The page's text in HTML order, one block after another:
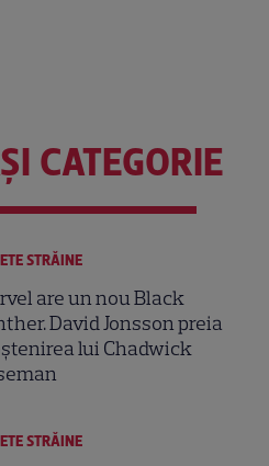
CATEGORIE
STRĂINE
are un nou Black
David Jonsson preia
lui Chadwick
STRĂINE